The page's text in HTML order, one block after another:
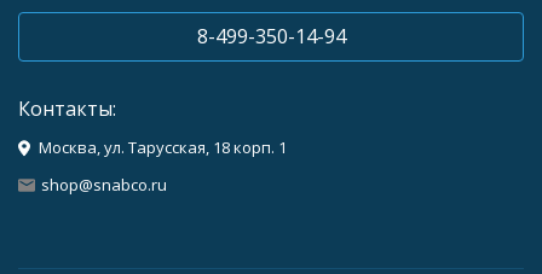
8-499-350-14-94
Контакты:
Москва, ул. Тарусская, 18 корп. 1
shop@snabco.ru